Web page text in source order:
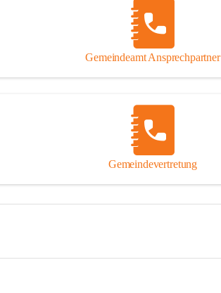
Gemeindeamt Ansprechpartner
Gemeindevertretung